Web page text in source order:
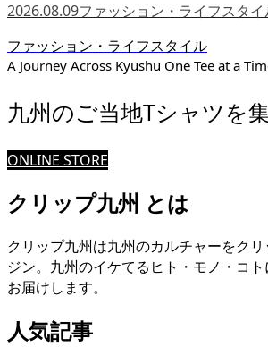
2026.08.09ファッション・ライフスタイ
ファッション・ライフスタイル
A Journey Across Kyushu One Tee at a
九州のご当地Tシャツを
ONLINE STORE
クリップ九州 とは
クリップ九州は九州のカルチャーをク
ジン。九州のイケてるヒト・モノ・コ
お届けします。
人気記事